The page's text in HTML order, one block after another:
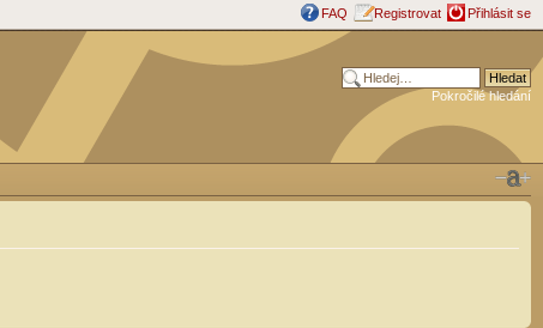
FAQ Registrovat Přihlásit se
Pokročilé hledání